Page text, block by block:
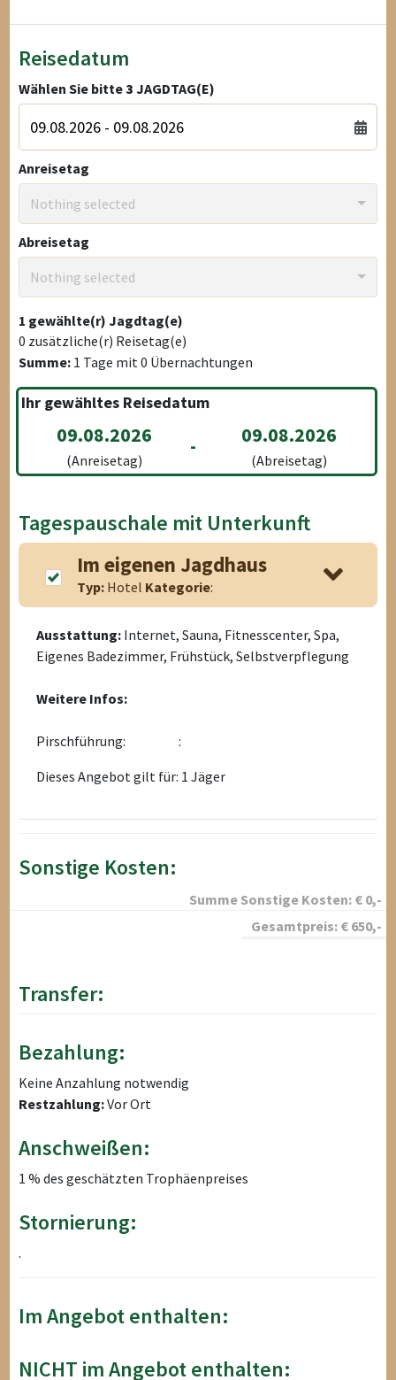
Reisedatum
Wählen Sie bitte 3 JAGDTAG(E)
Anreisetag
Nothing selected
Abreisetag
Nothing selected
1 gewählte(r) Jagdtag(e)
0 zusätzliche(r) Reisetag(e)
Summe: 1 Tage mit0 Übernachtungen
Ihr gewähltes Reisedatum
09.08.2026
(Anreisetag)
- 09.08.2026
(Abreisetag)
Tagespauschale mit Unterkunft
Im eigenen Jagdhaus
Typ: Hotel Kategorie:
Ausstattung: Internet, Sauna, Fitnesscenter, Spa,
Eigenes Badezimmer, Frühstück, Selbstverpflegung
Weitere Infos:
Pirschführung:
:
Dieses Angebot gilt für: 1 Jäger
Sonstige Kosten:
Summe Sonstige Kosten: € 0,-
Gesamtpreis: € 650,-
Transfer:
Bezahlung:
Keine Anzahlung notwendig
Restzahlung:Vor Ort
Anschweißen:
1 % des geschätzten Trophäenpreises
Stornierung:
.
Im Angebot enthalten:
NICHT im Angebot enthalten: